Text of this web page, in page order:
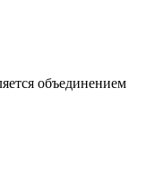
объединением